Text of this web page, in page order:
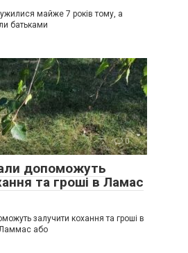
майже 7 років тому, а
батьками
0
допоможуть
та гроші в Ламас
залучити кохання та гроші в
або